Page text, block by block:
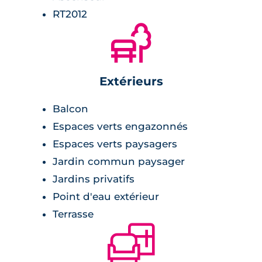
Une place importante a été
accordée aux espaces de convivialité
propices aux échanges comme une
salle commune, une terrasse
partagée et une serre. Les
orientation et des espaces généreux
accompagnés d’espaces végétalisés
offrant des filtres qualitatifs visibles à
l’échelle piétonne depuis les espaces
publics ou privés.
Agence d’architecture Marian
RT2012
🌲
Extérieurs
Balcon
Espaces verts engazonnés
Espaces verts paysagers
Jardin commun paysager
Jardins privatifs
Point d'eau extérieur
Terrasse
🛋